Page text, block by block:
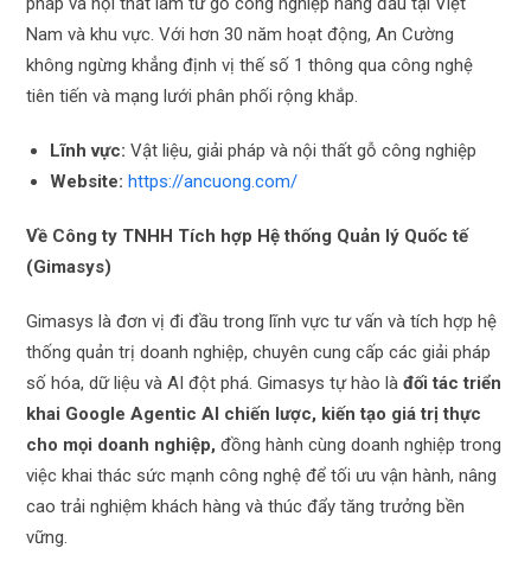
Nam và khu vực. Với hơn 30 năm hoạt động, An Cường
không ngừng khẳng định vị thế số 1 thông qua công nghệ
tiên tiến và mạng lưới phân phối rộng khắp.
Lĩnh vực: Vật liệu, giải pháp và nội thất gỗ công nghiệp
Website: https://ancuong.com/
Về Công ty TNHH Tích hợp Hệ thống Quản lý Quốc tế
(Gimasys)
Gimasys là đơn vị đi đầu trong lĩnh vực tư vấn và tích hợp hệ
thống quản trị doanh nghiệp, chuyên cung cấp các giải pháp
số hóa, dữ liệu và AI đột phá. Gimasys tự hào làđối tác triển
khai Google Agentic AI chiến lược, kiến tạo giá trị thực
cho mọi doanh nghiệp,đồng hành cùng doanh nghiệp trong
việc khai thác sức mạnh công nghệ để tối ưu vận hành, nâng
cao trải nghiệm khách hàng và thúc đẩy tăng trưởng bền
vững.